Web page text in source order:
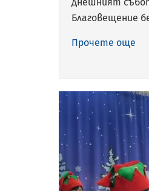
Благовещение
Прочете още